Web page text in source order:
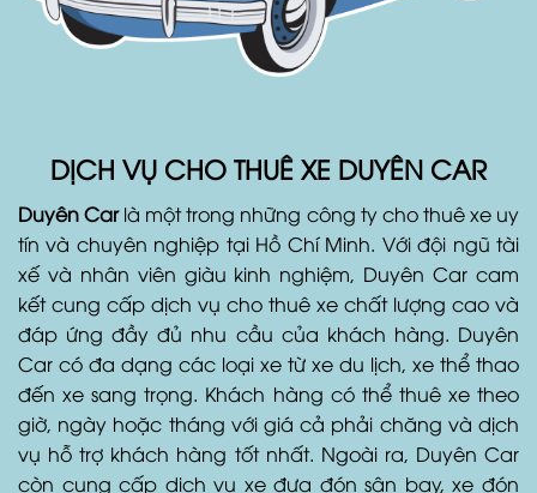
DỊCH VỤ CHO THUÊ XE DUYÊN CAR
Duyên Carlà một trong những công ty cho thuê xe uy
tín và chuyên nghiệp tại Hồ Chí Minh. Với đội ngũ tài
xế và nhân viên giàu kinh nghiệm, Duyên Car cam
kết cung cấp dịch vụ cho thuê xe chất lượng cao và
đáp ứng đầy đủ nhu cầu của khách hàng. Duyên
Car có đa dạng các loại xe từ xe du lịch, xe thể thao
đến xe sang trọng. Khách hàng có thể thuê xe theo